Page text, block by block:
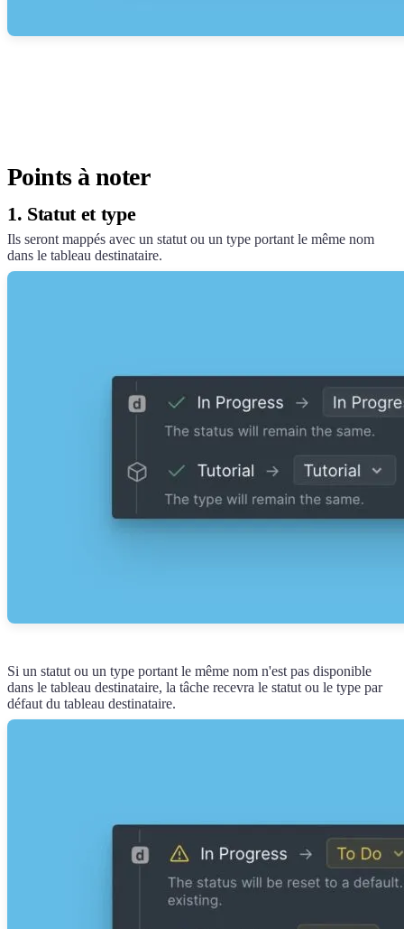
Points à noter
1. Statut et type
Ils seront mappés avec un statut ou un type portant le même nom
dans le tableau destinataire.
Si un statut ou un type portant le même nom n'est pas disponible
dans le tableau destinataire, la tâche recevra le statut ou le type par
défaut du tableau destinataire.